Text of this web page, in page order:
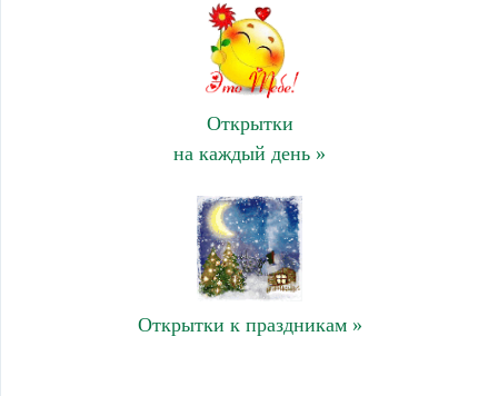
Открытки
на каждый день »
Открытки к праздникам »